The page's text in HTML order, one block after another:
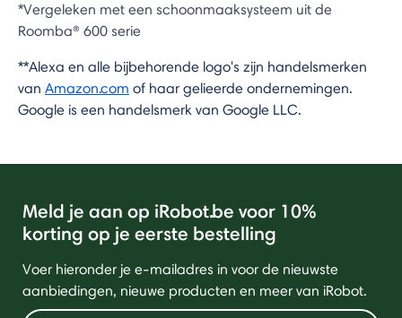
*Vergeleken met een schoonmaaksysteem uit de
Roomba® 600 serie
**Alexa en alle bijbehorende logo's zijn handelsmerken
van Amazon.com of haar gelieerde ondernemingen.
Google is een handelsmerk van Google LLC.
Meld je aan op iRobot.be voor 10%
korting op je eerste bestelling
Voer hieronder je e-mailadres in voor de nieuwste
aanbiedingen, nieuwe producten en meer van iRobot.